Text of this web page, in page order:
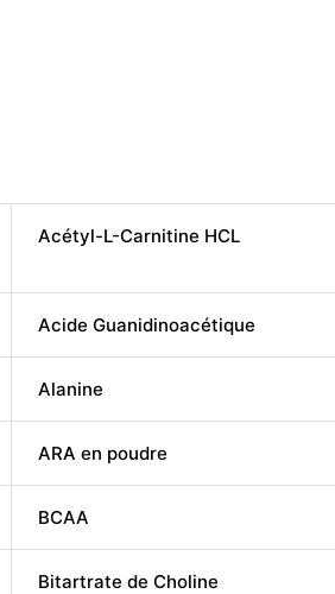
Acétyl-L-Carnitine HCL
Acide Guanidinoacétique
Alanine
ARA en poudre
BCAA
Bitartrate de Choline